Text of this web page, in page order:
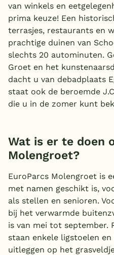
van winkels en
prima keuze! Een
terrasjes, restaurants en
prachtige duinen van
slechts 20 autominuten.
Groet en het
dacht u van debadplaats
staat ook de beroemde
die u in de zomer kunt
Wat is er te doen
Molengroet?
EuroParcs Molengroet is
met namen geschikt is,
als stellen en senioren.
bij het verwarmde
is van mei tot september.
staan enkele ligstoelen
uitleggen op het